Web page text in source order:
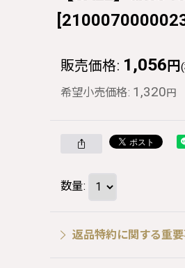
[
販売価格: 1,056 円
希望小売価格: 1,320円
数量:
返品特約に関する重